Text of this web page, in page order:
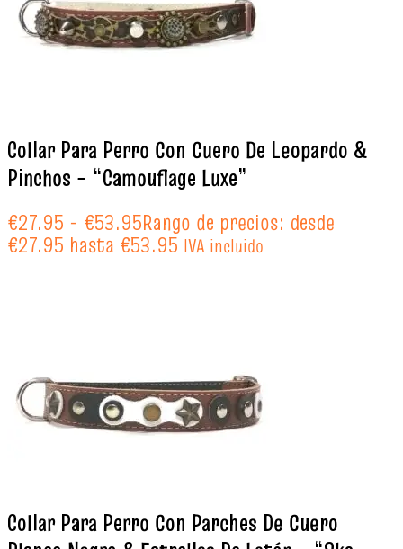
Collar Para Perro Con Cuero De Leopardo &
Pinchos – “Camouflage Luxe”
€27.95 - €53.95Rango de precios: desde
€27.95 hasta €53.95 IVA incluido
Collar Para Perro Con Parches De Cuero